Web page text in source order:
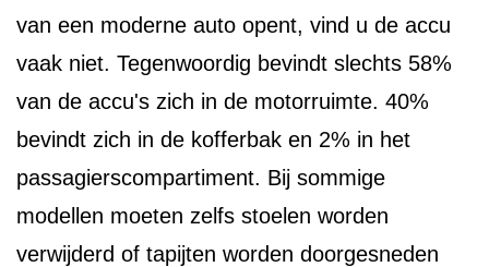
van een moderne auto opent, vind u de accu
vaak niet. Tegenwoordig bevindt slechts 58%
van de accu's zich in de motorruimte. 40%
bevindt zich in de kofferbak en 2% in het
passagierscompartiment. Bij sommige
modellen moeten zelfs stoelen worden
verwijderd of tapijten worden doorgesneden